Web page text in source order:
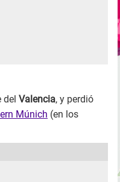
Valencia, y perdió
Múnich (en los